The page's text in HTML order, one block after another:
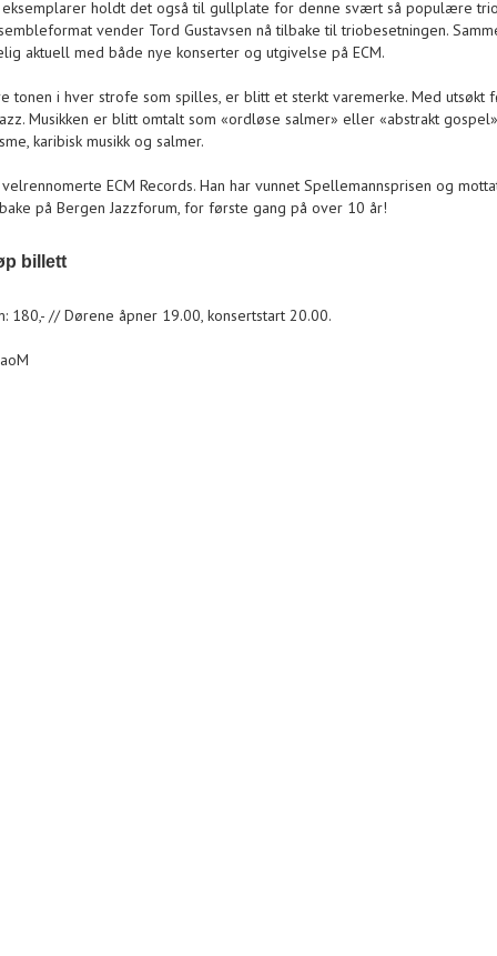
holdt det også til gullplate for denne svært så populære
vender Tord Gustavsen nå tilbake til triobesetningen.
aktuell med både nye konserter og utgivelse på ECM.
tonen i hver strofe som spilles, er blitt et sterkt varemerke. Med
Musikken er blitt omtalt som «ordløse salmer» eller «abstrakt
karibisk musikk og salmer.
ECM Records. Han har vunnet Spellemannsprisen og
på Bergen Jazzforum, for første gang på over 10 år!
billett
180,- // Dørene åpner 19.00, konsertstart 20.00.